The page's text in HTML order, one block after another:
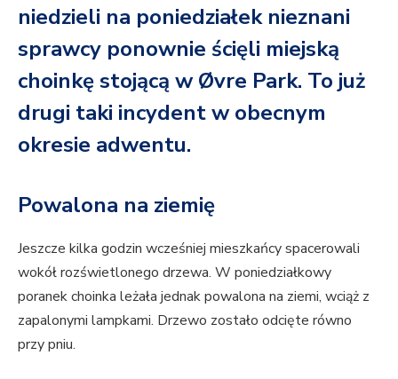
niedzieli na poniedziałek nieznani
sprawcy ponownie ścięli miejską
choinkę stojącą w Øvre Park. To już
drugi taki incydent w obecnym
okresie adwentu.
Powalona na ziemię
Jeszcze kilka godzin wcześniej mieszkańcy spacerowali
wokół rozświetlonego drzewa. W poniedziałkowy
poranek choinka leżała jednak powalona na ziemi, wciąż z
zapalonymi lampkami. Drzewo zostało odcięte równo
przy pniu.